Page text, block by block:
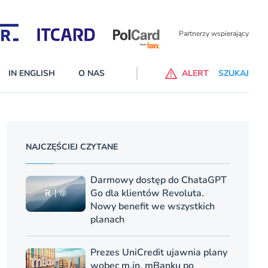
Partnerzy wspierający
IN ENGLISH O NAS ALERT SZUKAJ
NAJCZĘŚCIEJ CZYTANE
Darmowy dostęp do ChataGPT
Go dla klientów Revoluta.
Nowy benefit we wszystkich
planach
Prezes UniCredit ujawnia plany